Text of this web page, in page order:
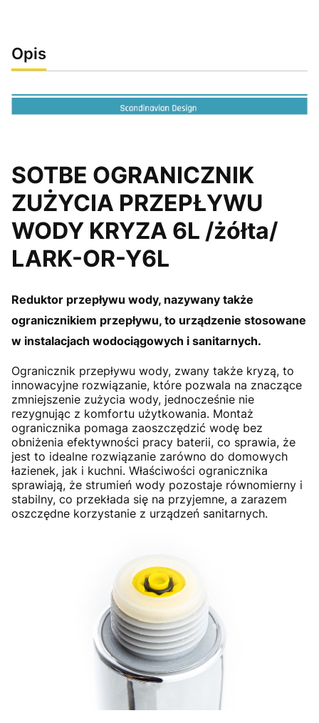
Opis
SOTBE OGRANICZNIK
ZUŻYCIA PRZEPŁYWU
WODY KRYZA 6L /żółta/
LARK-OR-Y6L
Reduktor przepływu wody, nazywany także
ogranicznikiem przepływu, to urządzenie stosowane
w instalacjach wodociągowych i sanitarnych.
Ogranicznik przepływu wody, zwany także kryzą, to
innowacyjne rozwiązanie, które pozwala na znaczące
zmniejszenie zużycia wody, jednocześnie nie
rezygnując z komfortu użytkowania. Montaż
ogranicznika pomaga zaoszczędzić wodę bez
obniżenia efektywności pracy baterii, co sprawia, że
jest to idealne rozwiązanie zarówno do domowych
łazienek, jak i kuchni. Właściwości ogranicznika
sprawiają, że strumień wody pozostaje równomierny i
stabilny, co przekłada się na przyjemne, a zarazem
oszczędne korzystanie z urządzeń sanitarnych.